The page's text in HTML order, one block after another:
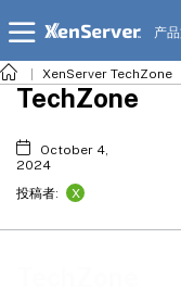
产
XenServer TechZone
TechZone
October 4,
2024
投稿者:
X